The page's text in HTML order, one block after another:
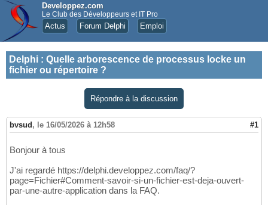
Developpez.com
Le Club des Développeurs et IT Pro
Actus Forum Delphi Emploi
Delphi : Quelle arborescence de processus locke un
fichier ou répertoire ?
Répondre à la discussion
bvsud , le 16/05/2026 à 12h58 #1
Bonjour à tous
J'ai regardé https://delphi.developpez.com/faq/?
page=Fichier#Comment-savoir-si-un-fichier-est-deja-ouvert-
par-une-autre-application dans la FAQ.